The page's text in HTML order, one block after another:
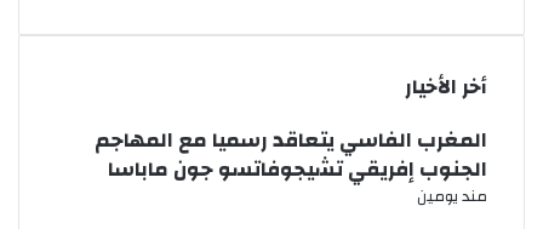
أخر الأخيار
المغرب الفاسي يتعاقد رسميا مع المهاجم
الجنوب إفريقي تشيجوفاتسو جون ماباسا
مند يومين